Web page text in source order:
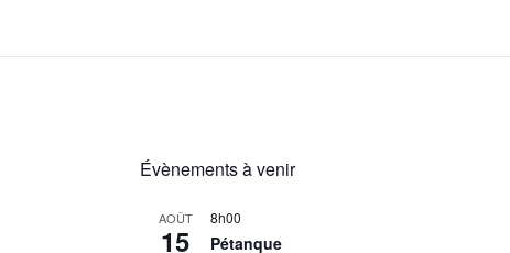
Évènements à venir
AOÛT
15
8h00
Pétanque